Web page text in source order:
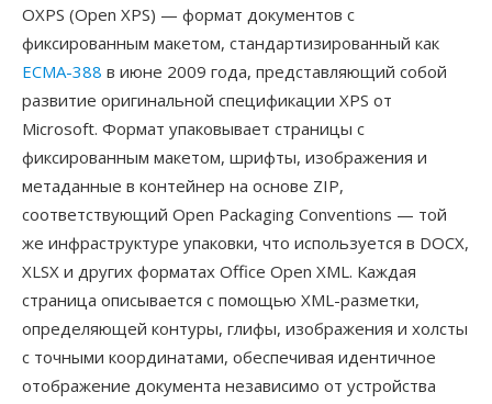
OXPS (Open XPS) — формат документов с
фиксированным макетом, стандартизированный как
ECMA-388 в июне 2009 года, представляющий собой
развитие оригинальной спецификации XPS от
Microsoft. Формат упаковывает страницы с
фиксированным макетом, шрифты, изображения и
метаданные в контейнер на основе ZIP,
соответствующий Open Packaging Conventions — той
же инфраструктуре упаковки, что используется в DOCX,
XLSX и других форматах Office Open XML. Каждая
страница описывается с помощью XML-разметки,
определяющей контуры, глифы, изображения и холсты
с точными координатами, обеспечивая идентичное
отображение документа независимо от устройства